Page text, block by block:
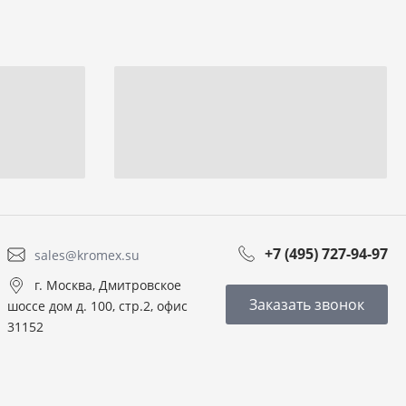
sales@kromex.su +7 (495) 727-94-97
г. Москва, Дмитровское
шоссе дом д. 100, стр.2, офис
31152
Заказать звонок